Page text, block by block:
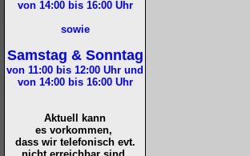
von 14:00 bis 16:00Uhr
sowie
Samstag & Sonntag
von 11:00 bis 12:00 Uhr und
von 14:00 bis 16:00Uhr
Aktuell kann
es vorkommen,
dass wir telefonisch evt.